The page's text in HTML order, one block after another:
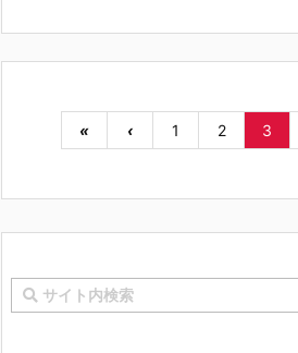
« ‹ 1 2 3